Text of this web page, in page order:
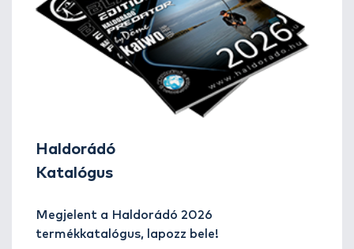
Haldorádó
Katalógus
Megjelent a Haldorádó 2026
termékkatalógus, lapozz bele!